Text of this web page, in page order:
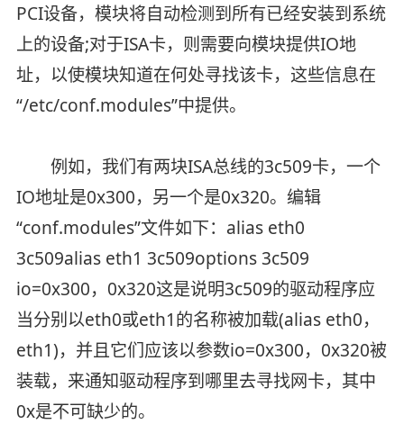
PCI设备，模块将自动检测到所有已经安装到系统
上的设备;对于ISA卡，则需要向模块提供IO地
址，以使模块知道在何处寻找该卡，这些信息在
“/etc/conf.modules”中提供。
例如，我们有两块ISA总线的3c509卡，一个
IO地址是0x300，另一个是0x320。编辑
“conf.modules”文件如下：alias eth0
3c509alias eth1 3c509options 3c509
io=0x300，0x320这是说明3c509的驱动程序应
当分别以eth0或eth1的名称被加载(alias eth0，
eth1)，并且它们应该以参数io=0x300，0x320被
装载，来通知驱动程序到哪里去寻找网卡，其中
0x是不可缺少的。